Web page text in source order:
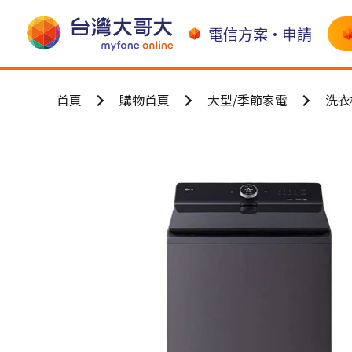
電信方案•申請
首頁 購物首頁 大型/季節家電 洗